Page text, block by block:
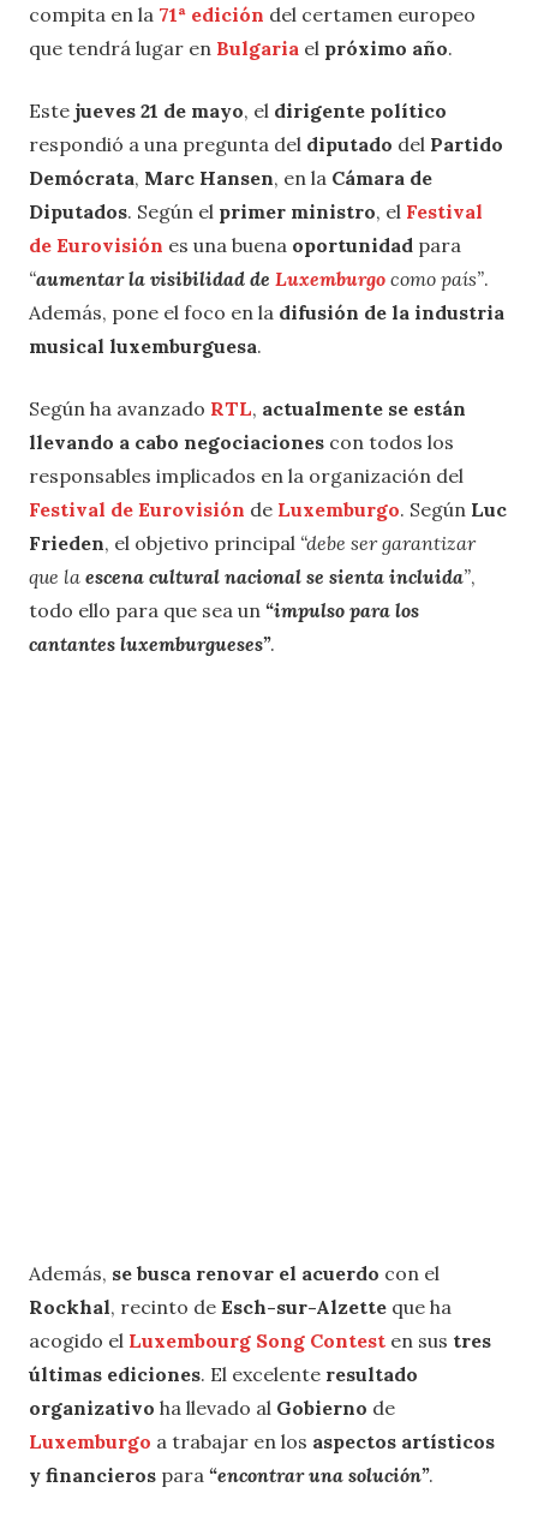
compita en la 71ª edición del certamen europeo
que tendrá lugar en Bulgaria el próximo año.
Este jueves 21 de mayo, el dirigente político
respondió a una pregunta del diputado del Partido
Demócrata, Marc Hansen, en la Cámara de
Diputados. Según el primer ministro, el Festival
de Eurovisión es una buena oportunidad para
“aumentar la visibilidad de Luxemburgo como país”.
Además, pone el foco en la difusión de la industria
musical luxemburguesa.
Según ha avanzado RTL, actualmente se están
llevando a cabo negociaciones con todos los
responsables implicados en la organización del
Festival de Eurovisión de Luxemburgo. Según Luc
Frieden, el objetivo principal “debe ser garantizar
que la escena cultural nacional se sienta incluida”,
todo ello para que sea un “impulso para los
cantantes luxemburgueses”.
Además, se busca renovar el acuerdo con el
Rockhal, recinto de Esch-sur-Alzette que ha
acogido el Luxembourg Song Contest en sus tres
últimas ediciones. El excelente resultado
organizativo ha llevado al Gobierno de
Luxemburgo a trabajar en los aspectos artísticos
y financieros para “encontrar una solución”.